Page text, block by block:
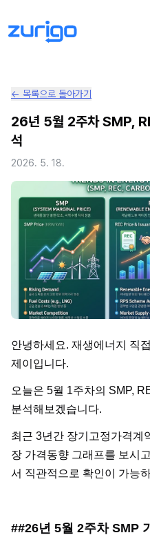
PPA 계약
발전소 PPA 계산
PPA 매칭
PPA 모니터링
PPA 파트너스
전기요금 시뮬레이션 NEW
PPA 매뉴얼
PPA FAQ
AI 컨설턴트 UPDATED
PPA 플레이
인사이트
성공사례
에너지브리핑
단가
회사소개
← 목록으로 돌아가기
26년 5월 2주차 SMP,
석
2026. 5. 18.
안녕하세요. 재생에너지 직
제이입니다.
오늘은 5월 1주차의 SMP,
분석해보겠습니다.
최근 3년간 장기고정가격계
장 가격동향 그래프를 보시
서 직관적으로 확인이 가능
##26년 5월 2주차 SMP